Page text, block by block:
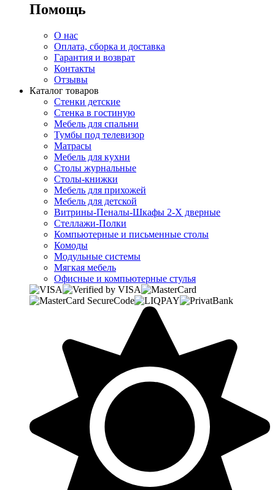
Помощь
О нас
Оплата, сборка и доставка
Гарантия и возврат
Контакты
Отзывы
Каталог товаров
Стенки детские
Стенка в гостиную
Мебель для спальни
Тумбы под телевизор
Матрасы
Мебель для кухни
Столы журнальные
Столы-книжки
Мебель для прихожей
Мебель для детской
Витрины-Пеналы-Шкафы 2-Х дверные
Стеллажи-Полки
Компьютерные и письменные столы
Комоды
Модульные системы
Мягкая мебель
Офисные и компьютерные стулья